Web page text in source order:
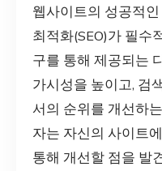
웹사이트의 성공적
최적화(SEO)가 필수
구를 통해 제공되는
가시성을 높이고, 검
서의 순위를 개선하
자는 자신의 사이트
통해 개선할 점을 발